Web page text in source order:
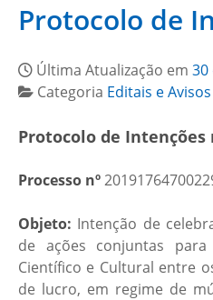
Protocolo de
Última Atualização em 30
Categoria Editais e Avisos
Protocolo de Intenções
Processo nº
Objeto: Intenção de
de ações conjuntas
Científico e Cultural entre
de lucro, em regime de